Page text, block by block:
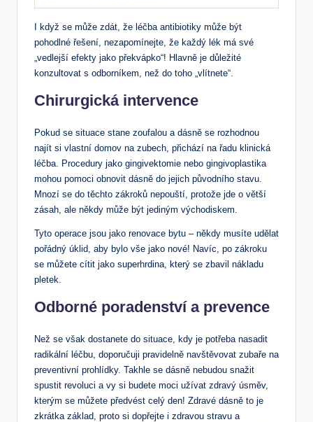
I když se může zdát, že léčba antibiotiky může být
pohodlné řešení, nezapomínejte, že každý lék má své
„vedlejší efekty jako překvápko“! Hlavně je důležité
konzultovat s odborníkem, než do toho „vlítnete“.
Chirurgická intervence
Pokud se situace stane zoufalou a dásně se rozhodnou
najít si vlastní domov na zubech, přichází na řadu klinická
léčba. Procedury jako gingivektomie nebo gingivoplastika
mohou pomoci obnovit dásně do jejich původního stavu.
Mnozí se do těchto zákroků nepouští, protože jde o větší
zásah, ale někdy může být jediným východiskem.
Tyto operace jsou jako renovace bytu – někdy musíte udělat
pořádný úklid, aby bylo vše jako nové! Navíc, po zákroku
se můžete cítit jako superhrdina, který se zbavil nákladu
pletek.
Odborné poradenství a prevence
Než se však dostanete do situace, kdy je potřeba nasadit
radikální léčbu, doporučuji pravidelně navštěvovat zubaře na
preventivní prohlídky. Takhle se dásně nebudou snažit
spustit revoluci a vy si budete moci užívat zdravý úsměv,
kterým se můžete předvést celý den! Zdravé dásně to je
zkrátka základ, proto si dopřejte i zdravou stravu a